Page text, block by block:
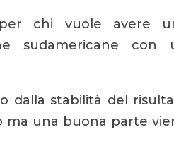
chi vuole avere
sudamericane con
dalla stabilità del
ma una buona parte